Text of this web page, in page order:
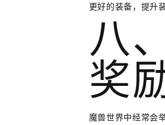
更好的装备，提升
八
奖
魔兽世界中经常会